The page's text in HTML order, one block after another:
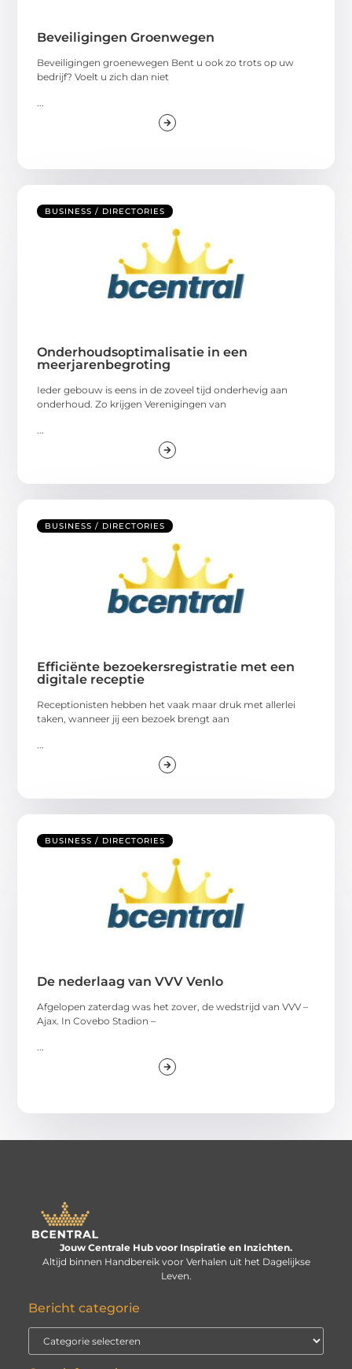
Beveiligingen Groenwegen
Beveiligingen groenewegen Bent u ook zo trots op uw
bedrijf? Voelt u zich dan niet
BUSINESS / DIRECTORIES
Onderhoudsoptimalisatie in een
meerjarenbegroting
Ieder gebouw is eens in de zoveel tijd onderhevig aan
onderhoud. Zo krijgen Verenigingen van
BUSINESS / DIRECTORIES
Efficiënte bezoekersregistratie met een
digitale receptie
Receptionisten hebben het vaak maar druk met allerlei
taken, wanneer jij een bezoek brengt aan
BUSINESS / DIRECTORIES
De nederlaag van VVV Venlo
Afgelopen zaterdag was het zover, de wedstrijd van VVV –
Ajax. In Covebo Stadion –
Jouw Centrale Hub voor Inspiratie en Inzichten.
Altijd binnen Handbereik voor Verhalen uit het Dagelijkse
Leven.
Bericht categorie